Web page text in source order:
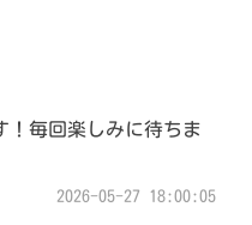
！毎回楽しみに待ちま
2026-05-27 18:00:05